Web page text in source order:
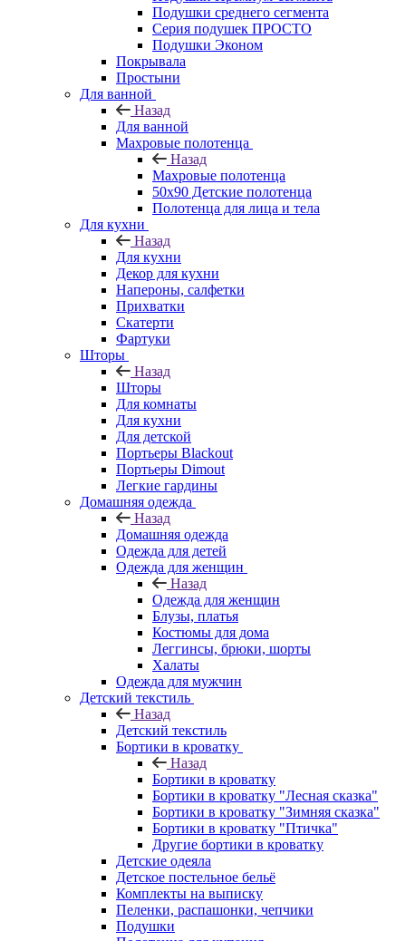
Подушки среднего сегмента
Серия подушек ПРОСТО
Подушки Эконом
Покрывала
Простыни
Для ванной
Назад
Для ванной
Махровые полотенца
Назад
Махровые полотенца
50х90 Детские полотенца
Полотенца для лица и тела
Для кухни
Назад
Для кухни
Декор для кухни
Напероны, салфетки
Прихватки
Скатерти
Фартуки
Шторы
Назад
Шторы
Для комнаты
Для кухни
Для детской
Портьеры Blackout
Портьеры Dimout
Легкие гардины
Домашняя одежда
Назад
Домашняя одежда
Одежда для детей
Одежда для женщин
Назад
Одежда для женщин
Блузы, платья
Костюмы для дома
Леггинсы, брюки, шорты
Халаты
Одежда для мужчин
Детский текстиль
Назад
Детский текстиль
Бортики в кроватку
Назад
Бортики в кроватку
Бортики в кроватку "Лесная сказка"
Бортики в кроватку "Зимняя сказка"
Бортики в кроватку "Птичка"
Другие бортики в кроватку
Детские одеяла
Детское постельное бельё
Комплекты на выписку
Пеленки, распашонки, чепчики
Подушки